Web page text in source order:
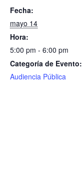
Fecha:
mayo 14
Hora:
5:00 pm - 6:00 pm
Categoría de Evento:
Audiencia Pública